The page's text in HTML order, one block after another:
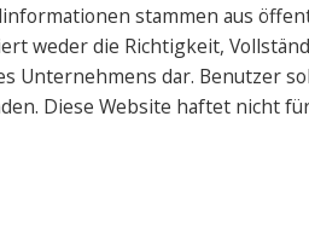
stammen aus
weder die Richtigkeit,
Unternehmens dar. Benutzer
Diese Website haftet nicht